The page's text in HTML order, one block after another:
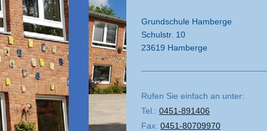
Grundschule Hamberge
Schulstr. 10
23619 Hamberge
Rufen Sie einfach an unter:
Tel.: 0451-891406
Fax: 0451-80709970